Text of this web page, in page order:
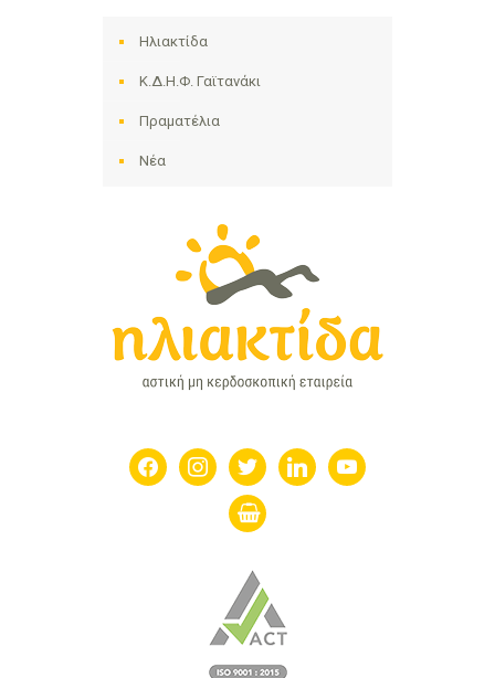
Ηλιακτίδα
Κ.Δ.Η.Φ. Γαϊτανάκι
Πραματέλια
Νέα
facebookinstagramtwitter linkedin youtube
shopping-
basket